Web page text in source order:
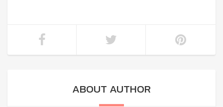
ABOUT AUTHOR